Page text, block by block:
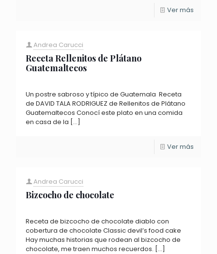
Ver más
Andrea Carucci
Receta Rellenitos de Plátano
Guatemaltecos
Un postre sabroso y típico de Guatemala Receta
de DAVID TALA RODRIGUEZ de Rellenitos de Plátano
Guatemaltecos Conocí este plato en una comida
en casa de la […]
Ver más
Andrea Carucci
Bizcocho de chocolate
Receta de bizcocho de chocolate diablo con
cobertura de chocolate Classic devil’s food cake
Hay muchas historias que rodean al bizcocho de
chocolate, me traen muchos recuerdos. […]